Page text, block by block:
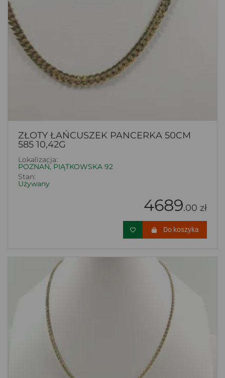
ZŁOTY ŁAŃCUSZEK PANCERKA 50CM
585 10,42G
Lokalizacja:
POZNAŃ, PIĄTKOWSKA 92
Stan:
Używany
4689.00 zł
Do koszyka